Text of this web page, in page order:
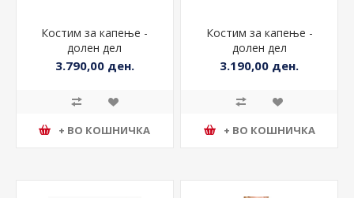
Костим за капење -
долен дел
3.790,00 ден.
+ ВО КОШНИЧКА
Костим за капење -
долен дел
3.190,00 ден.
+ ВО КОШНИЧКА